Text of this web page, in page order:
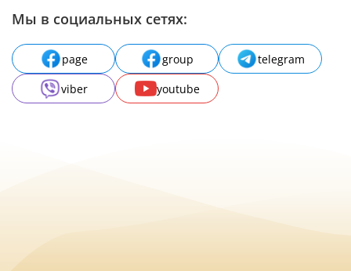
Мы в социальных сетях:
page group
telegram
viber
youtube